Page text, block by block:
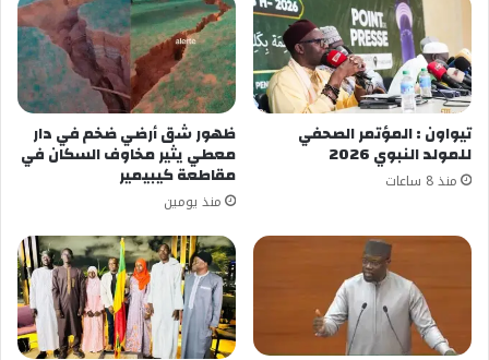
تيواون : المؤتمر الصحفي
للمولد النبوي 2026
منذ 8 ساعات
ظهور شق أرضي ضخم في دار
معطي يثير مخاوف السكان في
مقاطعة كيبيمير
منذ يومين